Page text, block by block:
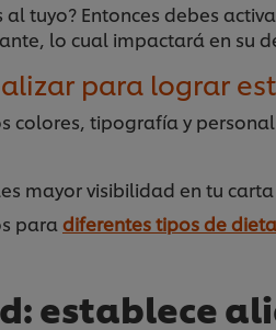
al tuyo? Entonces debes
lo cual impactará en su
para lograr
colores, tipografía y
mayor visibilidad en tu
para diferentes tipos de
establece